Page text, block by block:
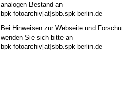
analogen Bestand an
bpk-fotoarchiv[at]sbb.spk-berlin.de
Bei Hinweisen zur Webseite und
wenden Sie sich bitte an
bpk-fotoarchiv[at]sbb.spk-berlin.de